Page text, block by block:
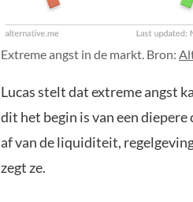
Extreme angst in de markt. Bron:
Lucas stelt dat extreme angst
dit het begin is van een
af van de liquiditeit,
zegt ze.